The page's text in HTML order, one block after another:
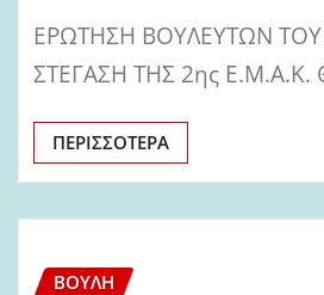
ΕΡΩΤΗΣΗ ΒΟΥΛΕΥΤΩΝ ΤΟΥ
ΣΤΕΓΑΣΗ ΤΗΣ 2ης
ΠΕΡΙΣΣΌΤΕΡΑ
ΒΟΥΛΉ